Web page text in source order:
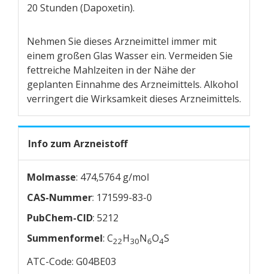
20 Stunden (Dapoxetin).
Nehmen Sie dieses Arzneimittel immer mit
einem großen Glas Wasser ein. Vermeiden Sie
fettreiche Mahlzeiten in der Nähe der
geplanten Einnahme des Arzneimittels. Alkohol
verringert die Wirksamkeit dieses Arzneimittels.
Info zum Arzneistoff
Molmasse: 474,5764 g/mol
CAS-Nummer: 171599-83-0
PubChem-CID: 5212
Summenformel: C22H30N6O4S
ATC-Code: G04BE03